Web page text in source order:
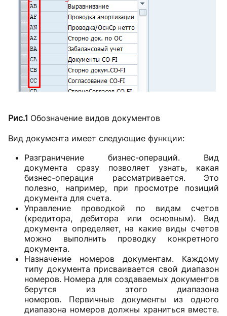
Рис.1 Обозначение видов документов
Вид документа имеет следующие функции:
Разграничение бизнес-операций. Вид
документа сразу позволяет узнать, какая
бизнес-операция рассматривается. Это
полезно, например, при просмотре позиций
документа для счета.
Управление проводкой по видам счетов
(кредитора, дебитора или основным). Вид
документа определяет, на какие виды счетов
можно выполнить проводку конкретного
документа.
Назначение номеров документам. Каждому
типу документа присваивается свой диапазон
номеров. Номера для создаваемых документов
берутся из этого диапазона
номеров. Первичные документы из одного
диапазона номеров должны храниться вместе.